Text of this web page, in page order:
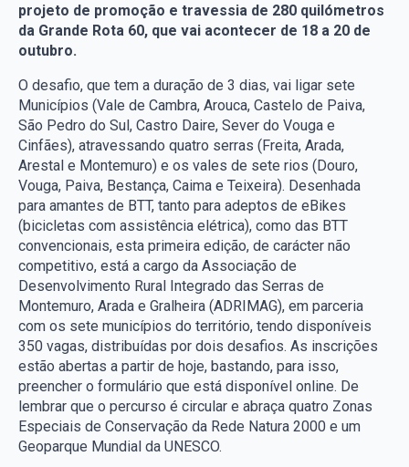
projeto de promoção e travessia de 280 quilómetros
da Grande Rota 60, que vai acontecer de 18 a 20 de
outubro.
O desafio, que tem a duração de 3 dias, vai ligar sete
Municípios (Vale de Cambra, Arouca, Castelo de Paiva,
São Pedro do Sul, Castro Daire, Sever do Vouga e
Cinfães), atravessando quatro serras (Freita, Arada,
Arestal e Montemuro) e os vales de sete rios (Douro,
Vouga, Paiva, Bestança, Caima e Teixeira). Desenhada
para amantes de BTT, tanto para adeptos de eBikes
(bicicletas com assistência elétrica), como das BTT
convencionais, esta primeira edição, de carácter não
competitivo, está a cargo da Associação de
Desenvolvimento Rural Integrado das Serras de
Montemuro, Arada e Gralheira (ADRIMAG), em parceria
com os sete municípios do território, tendo disponíveis
350 vagas, distribuídas por dois desafios. As inscrições
estão abertas a partir de hoje, bastando, para isso,
preencher o formulário que está disponível online. De
lembrar que o percurso é circular e abraça quatro Zonas
Especiais de Conservação da Rede Natura 2000 e um
Geoparque Mundial da UNESCO.